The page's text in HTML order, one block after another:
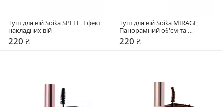
Туш для вій Soika SPELL  Ефект
накладних вій
220 ₴
Туш для вій Soika MIRAGE
Панорамний об'єм та
подовження
220 ₴